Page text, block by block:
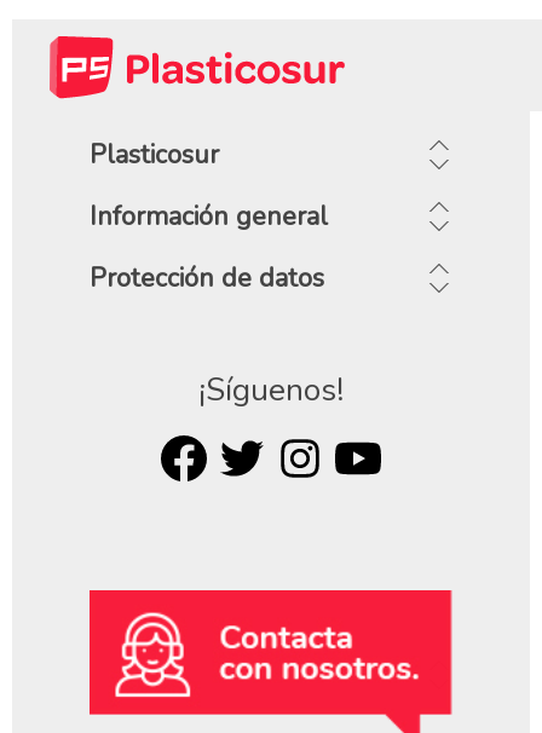
Plasticosur
Información general
Protección de datos
¡Síguenos!